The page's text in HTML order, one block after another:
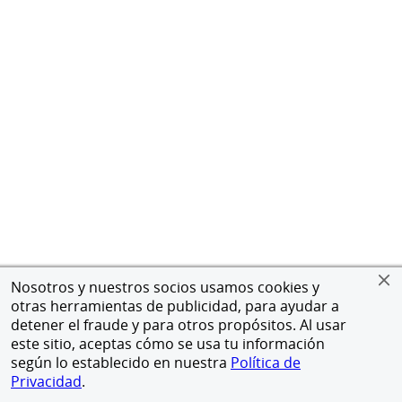
Nosotros y nuestros socios usamos cookies y
otras herramientas de publicidad, para ayudar a
detener el fraude y para otros propósitos. Al usar
este sitio, aceptas cómo se usa tu información
según lo establecido en nuestra Política de
Privacidad.